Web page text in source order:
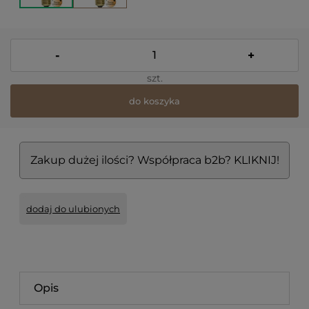
- +
szt.
do koszyka
Zakup dużej ilości? Współpraca b2b? KLIKNIJ!
dodaj do ulubionych
Opis